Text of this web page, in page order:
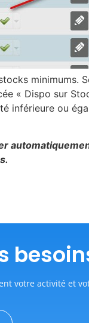
minimums.
« Dispo sur
inférieure ou
votre activité et